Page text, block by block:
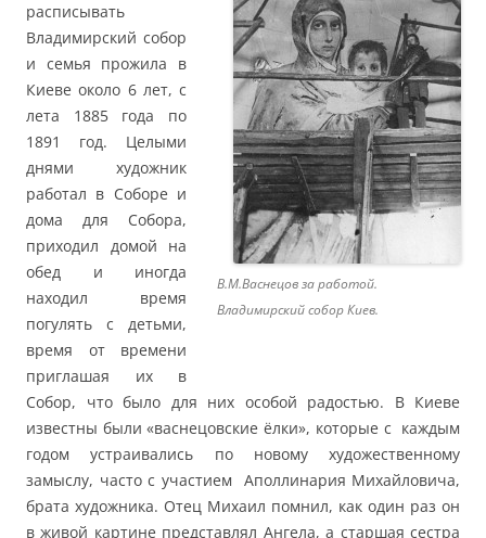
В.М.Васнецов за работой.
Владимирский собор Киев.
расписывать
Владимирский собор
и семья прожила в
Киеве около 6 лет, с
лета 1885 года по
1891 год. Целыми
днями художник
работал в Соборе и
дома для Собора,
приходил домой на
обед и иногда
находил время
погулять с детьми,
время от времени
приглашая их в
Собор, что было для них особой радостью. В Киеве
известны были «васнецовские ёлки», которые с каждым
годом устраивались по новому художественному
замыслу, часто с участием Аполлинария Михайловича,
брата художника. Отец Михаил помнил, как один раз он
в живой картине представлял Ангела, а старшая сестра